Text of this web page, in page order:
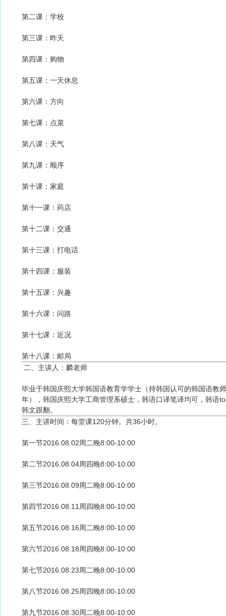
第二课：学校
第三课：昨天
第四课：购物
第五课：一天休息
第六课：方向
第七课：点菜
第八课：天气
第九课：顺序
第十课：家庭
第十一课：药店
第十二课：交通
第十三课：打电话
第十四课：服装
第十五课：兴趣
第十六课：问路
第十七课：近况
第十八课：邮局
二、主讲人：麟老师
毕业于韩国庆熙大学韩国语教育学学士（持韩国认可的韩国语教
年），韩国庆熙大学工商管理系硕士，韩语口译笔译均可，韩语
韩文跟翻。
三、主讲时间：每堂课120分钟。共36小时。
第一节2016.08.02周二晚8:00-10:00
第二节2016.08.04周四晚8:00-10:00
第三节2016.08.09周二晚8:00-10:00
第四节2016.08.11周四晚8:00-10:00
第五节2016.08.16周二晚8:00-10:00
第六节2016.08.18周四晚8:00-10:00
第七节2016.08.23周二晚8:00-10:00
第八节2016.08.25周四晚8:00-10:00
第九节2016.08.30周二晚8:00-10:00